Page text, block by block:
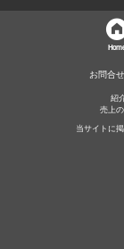
お問合せ
紹
売上
当サイトに